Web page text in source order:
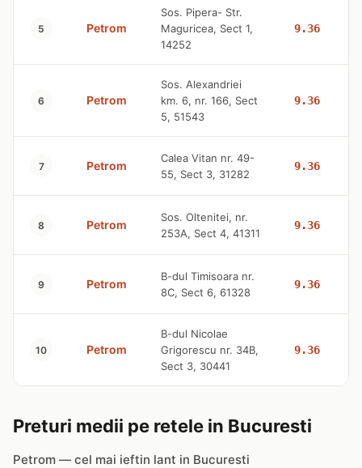
5 Petrom
Sos. Pipera- Str.
Maguricea, Sect 1,
14252
9.36
6 Petrom
Sos. Alexandriei
km. 6, nr. 166, Sect
5, 51543
9.36
7 Petrom
Calea Vitan nr. 49-
55, Sect 3, 31282
9.36
8 Petrom
Sos. Oltenitei, nr.
253A, Sect 4, 41311
9.36
9 Petrom
B-dul Timisoara nr.
8C, Sect 6, 61328
9.36
10 Petrom
B-dul Nicolae
Grigorescu nr. 34B,
Sect 3, 30441
9.36
Preturi medii pe retele in Bucuresti
Petrom — cel mai ieftin lant in Bucuresti